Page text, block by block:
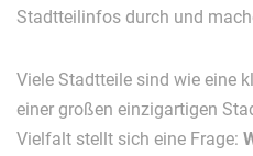
Stadtteilinfos durch und
Viele Stadtteile sind wie eine
einer großen einzigartigen
Vielfalt stellt sich eine Frage: